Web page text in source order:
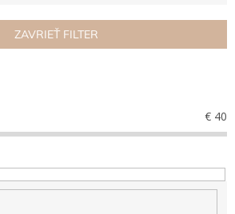
ZAVRIEŤ FILTER
€ 40